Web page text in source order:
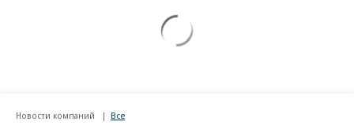
Новости компаний Все